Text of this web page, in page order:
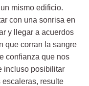
mismo edificio.
con una sonrisa en
y llegar a acuerdos
que corran la sangre
confianza que nos
incluso posibilitar
resulte